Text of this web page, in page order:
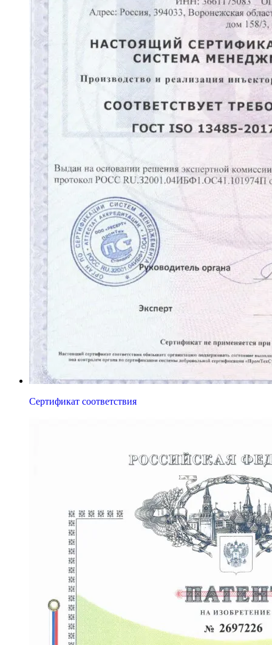
Сертификат соответствия